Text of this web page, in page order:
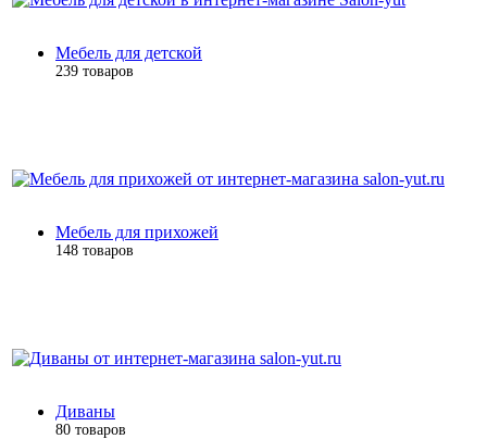
Мебель для детской
239 товаров
Мебель для прихожей
148 товаров
Диваны
80 товаров